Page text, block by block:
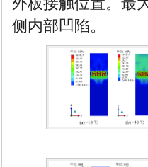
侧内部凹陷。